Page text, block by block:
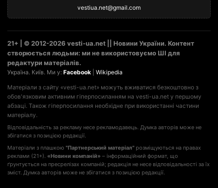
vestiua.net@gmail.com
21+ | © 2012-2026 vesti-ua.net || Новини України. Контент
створюється людьми: ми не використовуємо ШІ для
редактури матеріалів.
Україна. Київ. Ми у: Facebook Wikipedia
Матеріали з сайту «vesti-ua.net» можуть вживатися безкоштовно з
обов'язковим активним гіперпосиланням на vesti-ua.net у першому
абзаці. Також гіперпосилання необхідне при використанні частини
матеріалу.
Відповідальність за рекламу несе рекламодавець. Думка авторів може не
збігатися з позицією редакції.
Матеріали з плашкою "Партнерський матеріал" розміщуються на правах
реклами (21+). «Новини компаній» – інформаційний формат, що
ґрунтується на пресрелізах компаній; редакція не несе відповідальності за їх
зміст. Думка авторів може не збігатися з позицією редакції.